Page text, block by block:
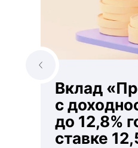
Вклад «Премиальный»
с
до 12,8%
ставке